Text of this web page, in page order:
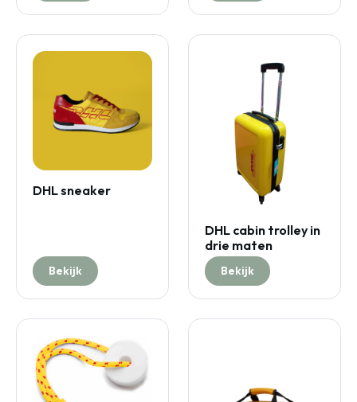
DHL sneaker
Bekijk
DHL cabin trolley in
drie maten
Bekijk